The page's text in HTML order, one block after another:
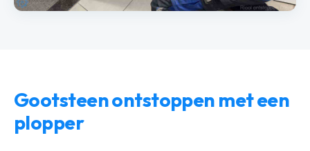
Gootsteen ontstoppen met een
plopper